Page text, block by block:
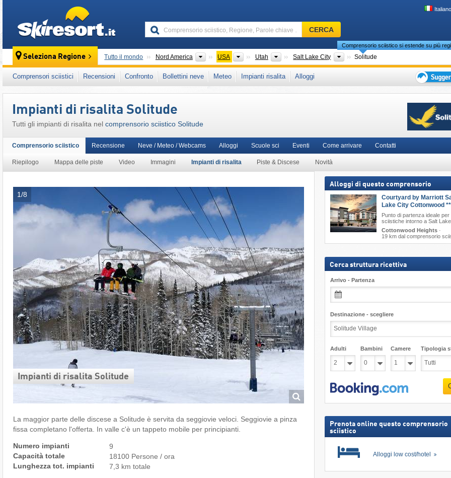
Italiano
Comprensorio
sciistico,
Parole
chiave
…
CERCA
Seleziona Regione Tutto il mondo Nord America Continenti
USA PaesiUtah Stati Federati
Salt Lake City Regione Turistica
Comprensorio sciistico si estende su più
Solitude
Questo comprensorio sciistico è presente anche in: Wasatch Mountains , Stati delle Montagne Rocciose Montagne Rocciose,
Ikon Pass
Stati Uniti d'America occidentali
Comprensori sciistici Recensioni Confronto Bollettini neve Meteo Impianti risalita
Alloggi
vacanza
sciistica
Impianti di risalita Solitude
Tutti gli impianti di risalita nel comprensorio sciistico Solitude
Comprensorio sciistico
Riepilogo Mappa delle piste Video Immagini Impianti di risalita Piste & Discese Novità
Recensione Neve / Meteo / Webcams Alloggi Scuole sci Eventi Come arrivare Contatti
1/8
Impianti di risalita Solitude
La maggior parte delle discese a Solitude è servita da seggiovie veloci. Seggiovie a pinza
fissa completano l'offerta. In valle c'è un tappeto mobile per principianti.
Numero impianti
9
Capacità totale
18100 Persone / ora
Lunghezza tot. impianti
7,3 km totale
Alloggi di questo comprensorio
Courtyard by Marriott
Lake City Cottonwood
Punto di partenza ideale per
sciistiche intorno a Salt
Cottonwood Heights·
19 km dal comprensorio
Cerca struttura ricettiva
Arrivo - Partenza
Destinazione - scegliere
Adulti Bambini Camere Tipologia
Prenota online questo comprensorio
sciistico
Alloggi low cost/hotel